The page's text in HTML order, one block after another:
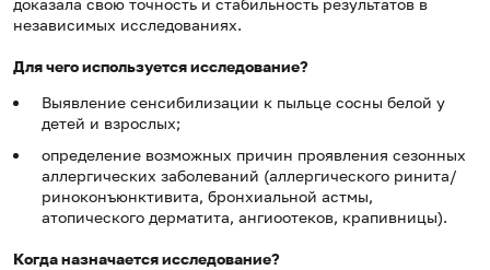
доказала свою точность и стабильность результатов в
независимых исследованиях.
Для чего используется исследование?
Выявление сенсибилизации к пыльце сосны белой у
детей и взрослых;
определение возможных причин проявления сезонных
аллергических заболеваний (аллергического ринита/
риноконъюнктивита, бронхиальной астмы,
атопического дерматита, ангиоотеков, крапивницы).
Когда назначается исследование?